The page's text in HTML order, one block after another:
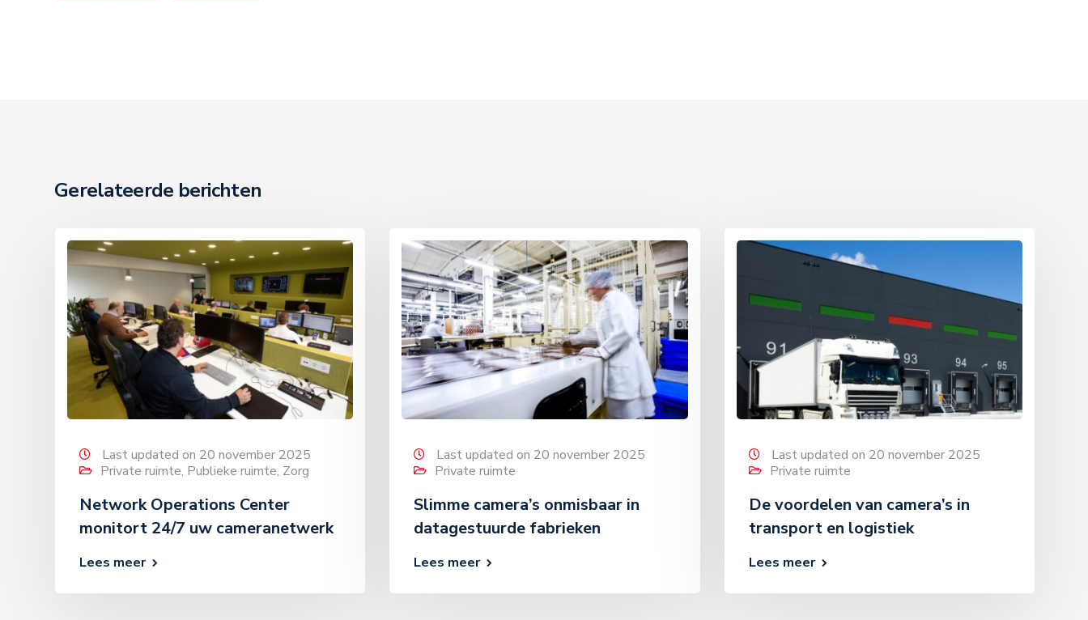
Gerelateerde berichten
Last updated on 20 november 2025
Private ruimte, Publieke ruimte, Zorg
Network Operations Center
monitort 24/7 uw cameranetwerk
Lees meer
Last updated on 20 november 2025
Private ruimte
Slimme camera’s onmisbaar in
datagestuurde fabrieken
Lees meer
Last updated on 20 november 2025
Private ruimte
De voordelen van camera’s in
transport en logistiek
Lees meer